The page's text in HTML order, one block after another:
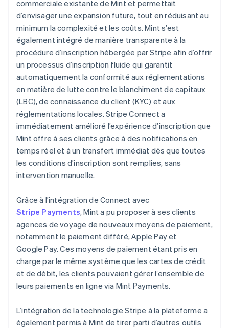
commerciale existante de Mint et permettait
d’envisager une expansion future, tout en réduisant au
minimum la complexité et les coûts. Mint s’est
également intégré de manière transparente à la
procédure d’inscription hébergée par Stripe afin d’offrir
un processus d’inscription fluide qui garantit
automatiquement la conformité aux réglementations
en matière de lutte contre le blanchiment de capitaux
(LBC), de connaissance du client (KYC) et aux
réglementations locales. Stripe Connect a
immédiatement amélioré l’expérience d’inscription que
Mint offre à ses clients grâce à des notifications en
temps réel et à un transfert immédiat dès que toutes
les conditions d’inscription sont remplies, sans
intervention manuelle.
Grâce à l’intégration de Connect avec
Stripe Payments, Mint a pu proposer à ses clients
agences de voyage de nouveaux moyens de paiement,
notamment le paiement différé, Apple Pay et
Google Pay. Ces moyens de paiement étant pris en
charge par le même système que les cartes de crédit
et de débit, les clients pouvaient gérer l’ensemble de
leurs paiements en ligne via Mint Payments.
L’intégration de la technologie Stripe à la plateforme a
également permis à Mint de tirer parti d’autres outils